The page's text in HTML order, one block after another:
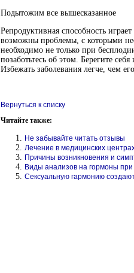
Подытожим все вышесказанное
Репродуктивная способность
возможны проблемы, с которыми
необходимо не только при
позаботьтесь об этом. Берегите
Избежать заболевания легче, чем
Вернуться к списку
Читайте также:
Не забывайте читать отзывы
Лечение в медицинских
Причины возникновения и
Виды анализов на гормоны
Сексуальную гармонию